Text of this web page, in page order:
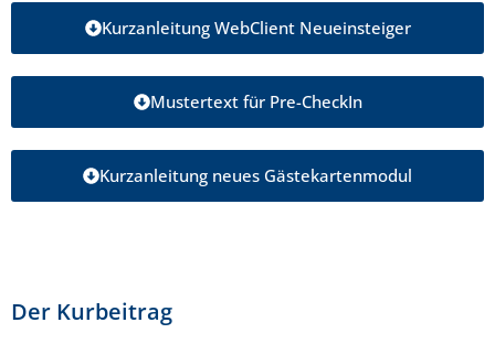
Kurzanleitung WebClient Neueinsteiger
Mustertext für Pre-CheckIn
Kurzanleitung neues Gästekartenmodul
Der Kurbeitrag